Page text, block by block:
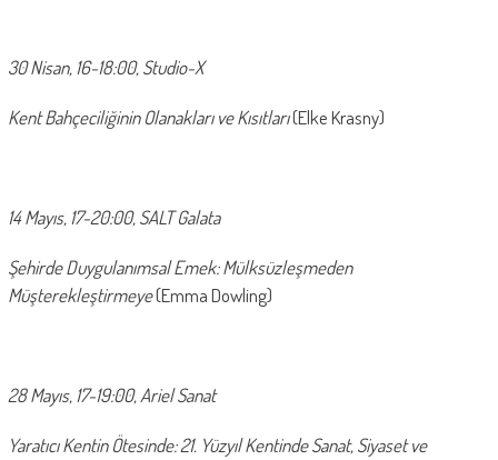
30 Nisan, 16-18:00, Studio-X
Kent Bahçeciliğinin Olanakları ve Kısıtları(Elke Krasny)
14 Mayıs, 17-20:00, SALT Galata
Şehirde Duygulanımsal Emek: Mülksüzleşmeden
Müşterekleştirmeye(Emma Dowling)
28 Mayıs, 17-19:00, Ariel Sanat
Yaratıcı Kentin Ötesinde: 21. Yüzyıl Kentinde Sanat, Siyaset ve